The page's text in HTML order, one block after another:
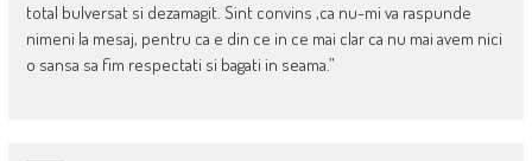
total bulversat si dezamagit. Sint convins ,ca nu-mi va raspunde
nimeni la mesaj, pentru ca e din ce in ce mai clar ca nu mai avem nici
o sansa sa fim respectati si bagati in seama.”